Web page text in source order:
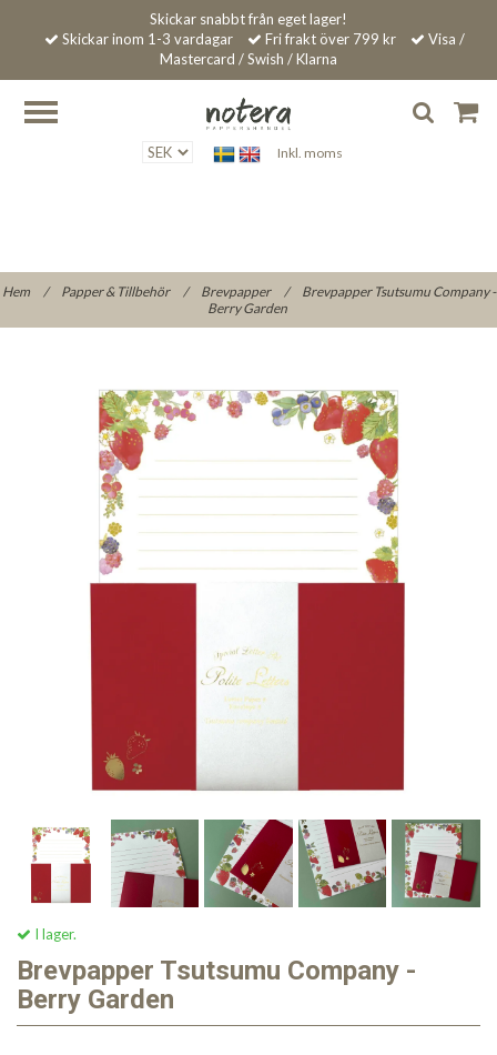
Skickar snabbt från eget lager!
Skickar inom 1-3 vardagar
Fri frakt över 799 kr
Visa /
Mastercard / Swish / Klarna
Inkl. moms
Hem / Papper & Tillbehör / Brevpapper /
Brevpapper Tsutsumu Company -
Berry Garden
I lager.
Brevpapper Tsutsumu Company -
Berry Garden